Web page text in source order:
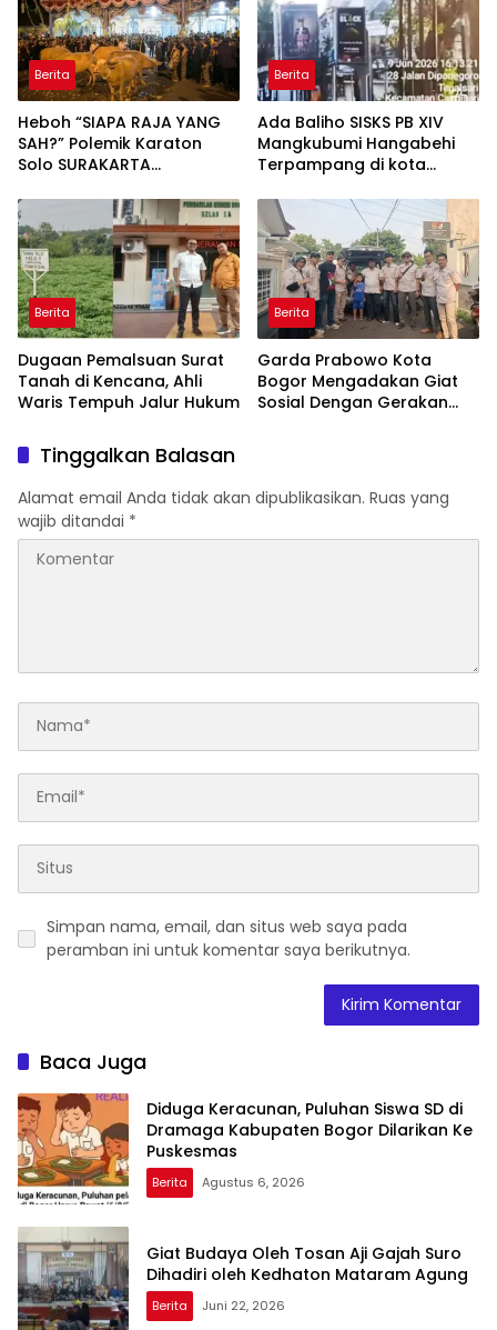
Berita
Heboh “SIAPA RAJA YANG
SAH?” Polemik Karaton
Solo SURAKARTA
Berita
Ada Baliho SISKS PB XIV
Mangkubumi Hangabehi
Terpampang di kota
Membuat Budayawan
Terkejut
Berita
Dugaan Pemalsuan Surat
Tanah di Kencana, Ahli
Waris Tempuh Jalur Hukum
Berita
Garda Prabowo Kota
Bogor Mengadakan Giat
Sosial Dengan Gerakan
Tinggalkan Balasan
Alamat email Anda tidak akan dipublikasikan. Ruas yang
wajib ditandai *
Simpan nama, email, dan situs web saya pada
peramban ini untuk komentar saya berikutnya.
Baca Juga
Diduga Keracunan, Puluhan Siswa SD di
Dramaga Kabupaten Bogor Dilarikan Ke
Puskesmas
Berita Agustus 6, 2026
Giat Budaya Oleh Tosan Aji Gajah Suro
Dihadiri oleh Kedhaton Mataram Agung
Berita Juni 22, 2026